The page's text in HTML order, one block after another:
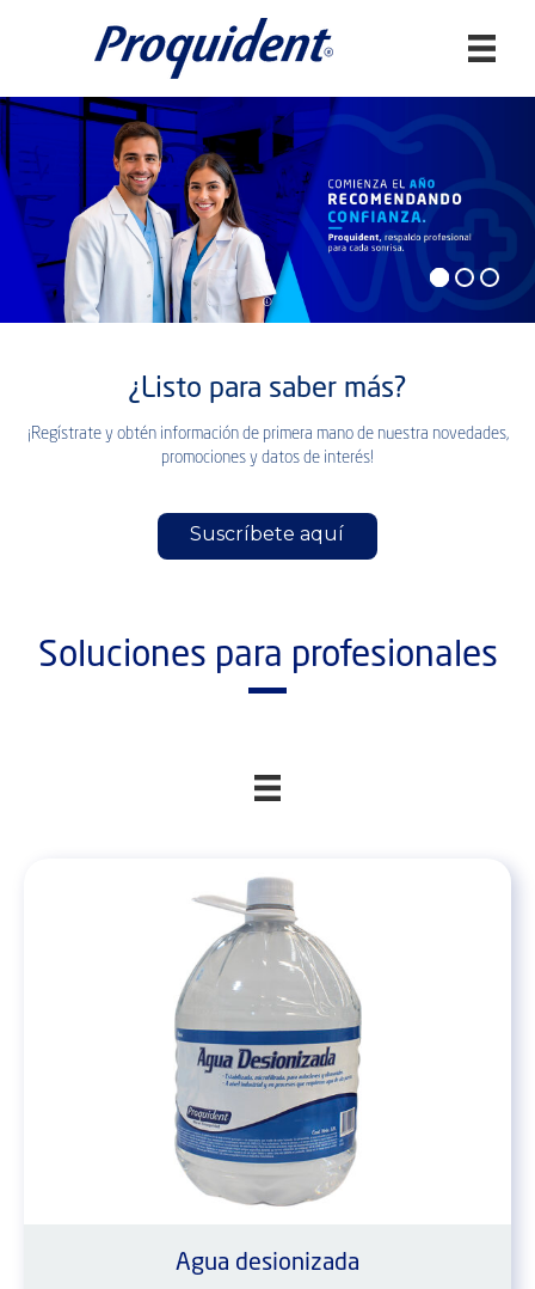
Buscar:
¿Listo para saber más?
¡Regístrate y obtén información de primera mano de nuestra novedades,
promociones y datos de interés!
Suscríbete aquí
Soluciones para profesionales
Agua desionizada